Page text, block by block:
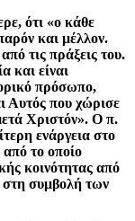
ότι «ο κάθε
και μέλλον.
τις πράξεις του.
και είναι
πρόσωπο,
Αυτός που χώρισε
Χριστόν». Ο π.
ενάργεια στο
το οποίο
κοινότητας από
στη συμβολή των